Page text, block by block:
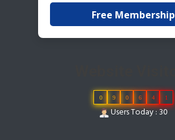
Free Membership
0 9 0 6 4 1
Users Today : 30